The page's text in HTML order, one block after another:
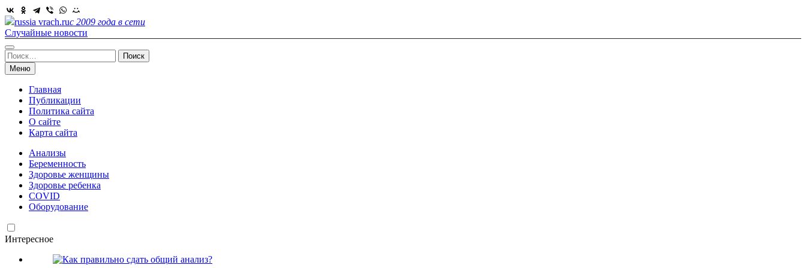
Skip
to
content
russia vrach.ruс 2009 года в сети
Случайные новости
Найти:
Меню
Главная
Публикации
Политика сайта
О сайте
Карта сайта
Анализы
Беременность
Здоровье женщины
Здоровье ребенка
COVID
Оборудование
Интересное